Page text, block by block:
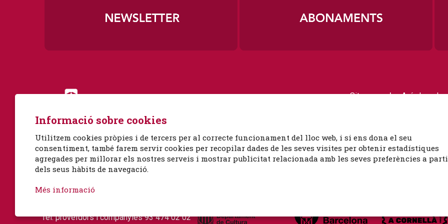
Albert Einstein, 51
08940 Cornellà de Llobregat, Barcelona
Tel. proveïdors i companyies 93 474 02 02
Sitemap | Avís Legal
Informació sobre cookies
Utilitzem cookies pròpies i de tercers per al correcte funcionament del lloc web, i si ens dona el seu
consentiment, també farem servir cookies per recopilar dades de les seves visites per obtenir estadístiques
agregades per millorar els nostres serveis i mostrar publicitat relacionada amb les seves preferències a
dels seus hàbits de navegació.
Més informació